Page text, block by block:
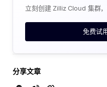
立刻创建 Zilliz Cloud 集群
免费试
分享文章